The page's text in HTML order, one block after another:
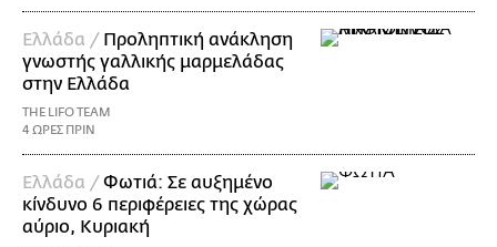
Ελλάδα / Προληπτική ανάκληση
γνωστής γαλλικής μαρμελάδας
στην Ελλάδα
THE LIFO TEAM
4 ΩΡΕΣ ΠΡΙΝ
Ελλάδα /Φωτιά: Σε αυξημένο
κίνδυνο 6 περιφέρειες της χώρας
αύριο, Κυριακή